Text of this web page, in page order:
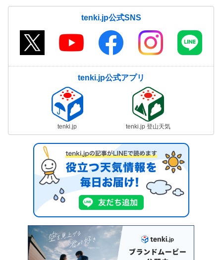
tenki.jp公式SNS
tenki.jp公式アプリ
tenki.jp tenki.jp 登山天気